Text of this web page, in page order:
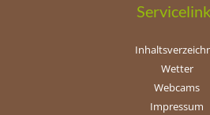
Wetter
Webcams
Impressum